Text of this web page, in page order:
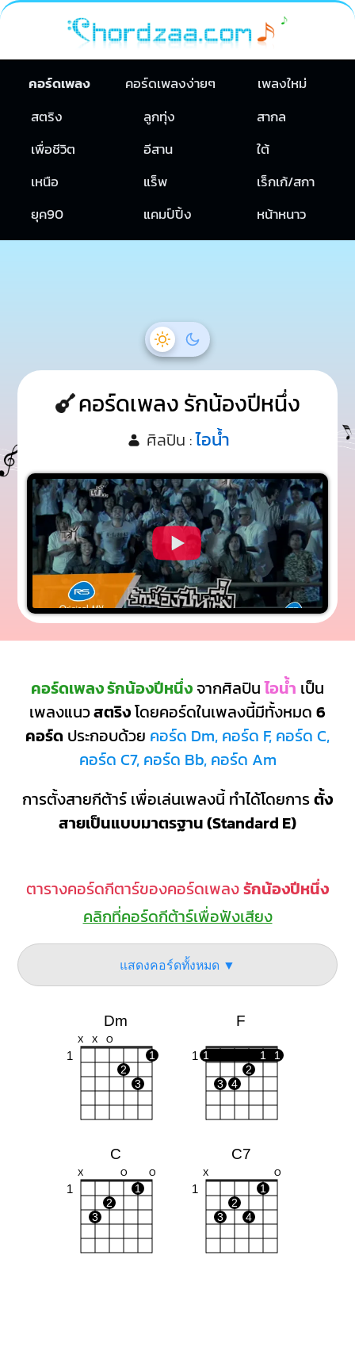
คอร์ดเพลง คอร์ดเพลงง่ายๆ
เพลงใหม่
สตริง
ลูกทุ่ง
สากล
เพื่อชีวิต
อีสาน
ใต้
เหนือ
แร็พ
เร็กเก้/สกา
ยุค90
แคมป์ปิ้ง หน้าหนาว
คอร์ดเพลง รักน้องปีหนึ่ง
ศิลปิน :ไอน้ำ
คอร์ดเพลง รักน้องปีหนึ่ง จากศิลปินไอน้ำ เป็น
เพลงแนวสตริงโดยคอร์ดในเพลงนี้มีทั้งหมด 6
คอร์ด ประกอบด้วย คอร์ด Dm, คอร์ด F, คอร์ด C,
คอร์ด C7, คอร์ด Bb, คอร์ด Am
การตั้งสายกีต้าร์ เพื่อเล่นเพลงนี้ ทำได้โดยการตั้ง
สายเป็นแบบมาตรฐาน (Standard E)
ตารางคอร์ดกีตาร์ของคอร์ดเพลงรักน้องปีหนึ่ง
คลิกที่คอร์ดกีต้าร์เพื่อฟังเสียง
แสดงคอร์ดทั้งหมด ▼
Dm
X X O
1
1
2
3
F
1 1 1
1
2
3
4
C
X O O
1
1
2
3
C7
X O
1
1
2
3
4